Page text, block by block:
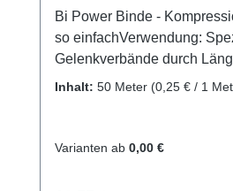
Bi Power Binde -
so einfachVerwendung: Speziell geeignet für
Gelenkverbände durch
QuerdehnungFür eine
Luxationen, Distorsionen und
Inhalt: 50 Meter (0,25 € / 1
Varianten ab 0,00 €